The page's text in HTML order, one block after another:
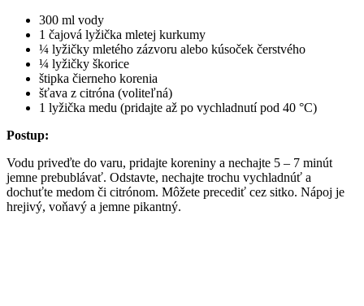
300 ml vody
1 čajová lyžička mletej kurkumy
¼ lyžičky mletého zázvoru alebo kúsoček čerstvého
¼ lyžičky škorice
štipka čierneho korenia
šťava z citróna (voliteľná)
1 lyžička medu (pridajte až po vychladnutí pod 40 °C)
Postup:
Vodu priveďte do varu, pridajte koreniny a nechajte 5 – 7 minút
jemne prebublávať. Odstavte, nechajte trochu vychladnúť a
dochuťte medom či citrónom. Môžete precediť cez sitko. Nápoj je
hrejivý, voňavý a jemne pikantný.